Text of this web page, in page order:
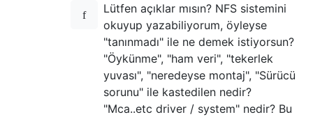
Lütfen açıklar mısın? NFS sistemini
okuyup yazabiliyorum, öyleyse
"tanınmadı" ile ne demek istiyorsun?
"Öykünme", "ham veri", "tekerlek
yuvası", "neredeyse montaj", "Sürücü
sorunu" ile kastedilen nedir?
"Mca..etc driver / system" nedir? Bu